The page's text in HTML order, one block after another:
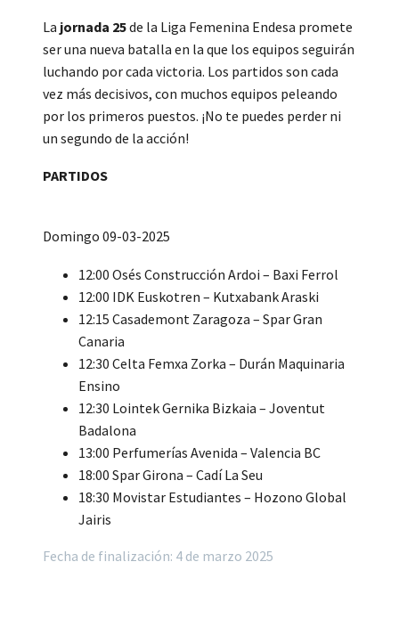
La jornada 25de la Liga Femenina Endesa promete
ser una nueva batalla en la que los equipos seguirán
luchando por cada victoria. Los partidos son cada
vez más decisivos, con muchos equipos peleando
por los primeros puestos. ¡No te puedes perder ni
un segundo de la acción!
PARTIDOS
Domingo 09-03-2025
12:00 Osés Construcción Ardoi – Baxi Ferrol
12:00 IDK Euskotren – Kutxabank Araski
12:15 Casademont Zaragoza – Spar Gran
Canaria
12:30 Celta Femxa Zorka – Durán Maquinaria
Ensino
12:30 Lointek Gernika Bizkaia – Joventut
Badalona
13:00 Perfumerías Avenida – Valencia BC
18:00 Spar Girona – Cadí La Seu
18:30 Movistar Estudiantes – Hozono Global
Jairis
Fecha de finalización: 4 de marzo 2025